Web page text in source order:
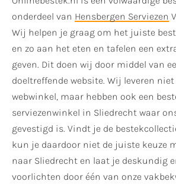
onderdeel van Hensbergen Serviezen
Wij helpen je graag om het juiste
en zo aan het eten en tafelen een
geven. Dit doen wij door middel van
doeltreffende website. Wij leveren
webwinkel, maar hebben ook een
serviezenwinkel in Sliedrecht waar
gevestigd is. Vindt je de
kun je daardoor niet de juiste keuze
naar Sliedrecht en laat je deskundig
voorlichten door één van onze